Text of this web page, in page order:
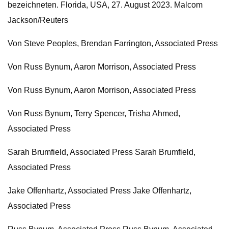
bezeichneten. Florida, USA, 27. August 2023. Malcom
Jackson/Reuters
Von Steve Peoples, Brendan Farrington, Associated Press
Von Russ Bynum, Aaron Morrison, Associated Press
Von Russ Bynum, Aaron Morrison, Associated Press
Von Russ Bynum, Terry Spencer, Trisha Ahmed,
Associated Press
Sarah Brumfield, Associated Press Sarah Brumfield,
Associated Press
Jake Offenhartz, Associated Press Jake Offenhartz,
Associated Press